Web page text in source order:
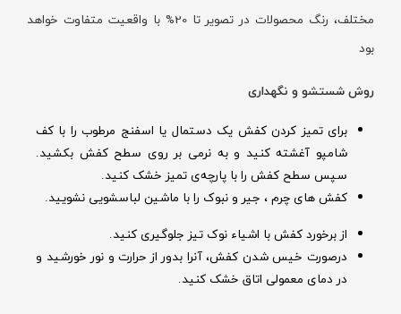
مختلف، رنگ محصولات در تصویر تا 20% با واقعیت متفاوت خواهد
بود
روش شستشو و نگهداری
برای تمیز کردن کفش یک دستمال یا اسفنج مرطوب را با کف
شامپو آغشته کنید و به نرمی بر روی سطح کفش بکشید.
سپس سطح کفش را با پارچه‌ی تمیز خشک کنید.
کفش های چرم ، جیر و نبوک را با ماشین لباسشویی نشویید.
از برخورد کفش با اشیاء نوک تیز جلوگیری کنید.
درصورت خیس شدن کفش‌، آنرا بدور از حرارت و نور خورشید و
در دمای معمولی اتاق خشک کنید.